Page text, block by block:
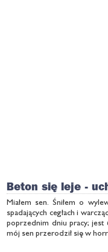
Beton się leje -
Miałem sen. Śniłem o
spadających cegłach i
poprzednim dniu pracy; jest
mój sen przerodził się w